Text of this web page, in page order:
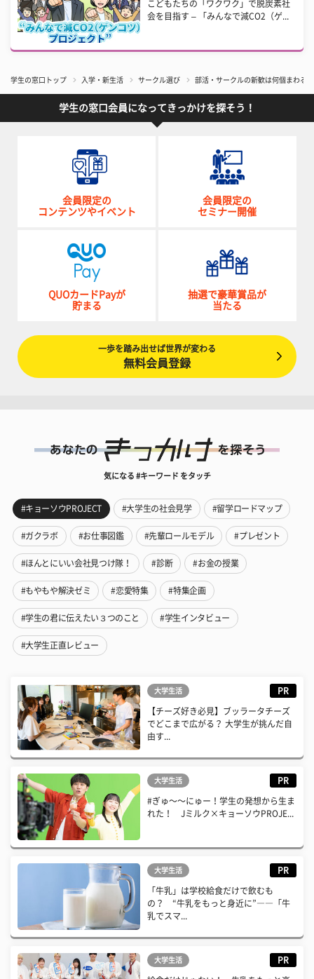
こどもたちの「ワクワク」で脱炭素社
会を目指す – 「みんなで減CO2（ゲ...
学生の窓口トップ 入学・新生活 サークル選び 部活・サークルの新歓は何個まわる
学生の窓口会員になってきっかけを探そう！
会員限定の
コンテンツやイベント
会員限定の
セミナー開催
QUOカードPayが
貯まる
抽選で豪華賞品が
当たる
一歩を踏み出せば世界が変わる
無料会員登録
気になる #キーワード をタッチ
#キョーソウPROJECT #大学生の社会見学 #留学ロードマップ
#ガクラボ #お仕事図鑑 #先輩ロールモデル #プレゼント
#ほんとにいい会社見つけ隊！ #診断 #お金の授業
#もやもや解決ゼミ #恋愛特集 #特集企画
#学生の君に伝えたい３つのこと #学生インタビュー
#大学生正直レビュー
大学生活 PR
【チーズ好き必見】ブッラータチーズ
でどこまで広がる？ 大学生が挑んだ自
由す...
大学生活 PR
#ぎゅ〜〜にゅー！学生の発想から生ま
れた！ Jミルク×キョーソウPROJE...
大学生活 PR
「牛乳」は学校給食だけで飲むも
の？ “牛乳をもっと身近に”――「牛
乳でスマ...
大学生活 PR